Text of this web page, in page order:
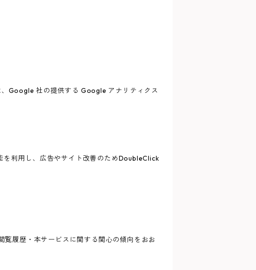
Google 社の提供する Google アナリティクス
を利用し、広告やサイト改善のためDoubleClick
履歴・本サービスに関する関心の傾向をおお